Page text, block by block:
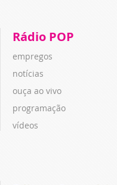
Rádio POP
empregos
notícias
ouça ao vivo
programação
vídeos